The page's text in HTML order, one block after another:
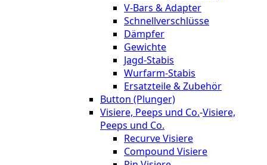
V-Bars & Adapter
Schnellverschlüsse
Dämpfer
Gewichte
Jagd-Stabis
Wurfarm-Stabis
Ersatzteile & Zubehör
Button (Plunger)
Visiere, Peeps und Co.-Visiere,
Peeps und Co.
Recurve Visiere
Compound Visiere